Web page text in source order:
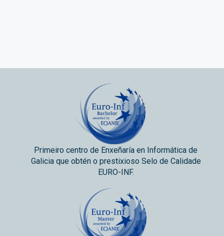
Primeiro centro de Enxeñaría en Informática de
Galicia que obtén o prestixioso Selo de Calidade
EURO-INF.